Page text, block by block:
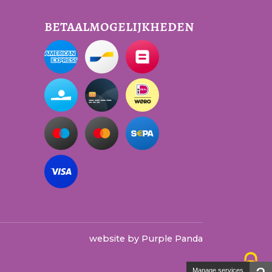
betaalmogelijkheden
website by Purple Panda
Manage services